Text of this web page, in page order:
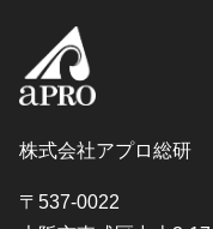
株式会社アプロ総研
〒537-0022